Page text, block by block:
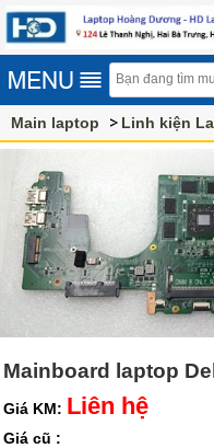
Main laptop Linh kiện
Mainboard laptop
Giá KM: Liên hệ
Giá cũ :